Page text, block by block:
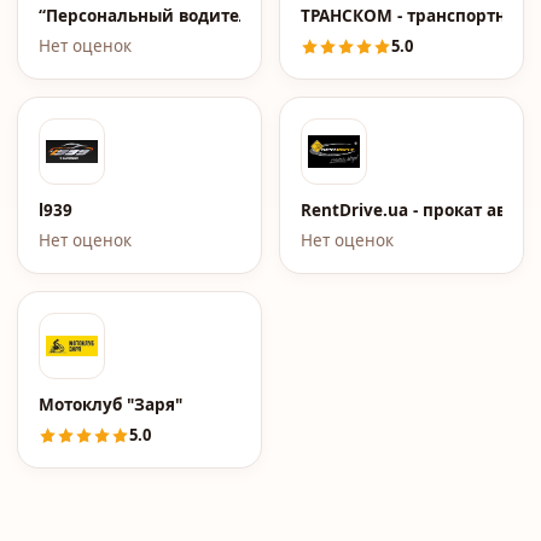
“Персональный водитель”
Нет оценок
ТРАНСКОМ - транспортная
5.0
l939
Нет оценок
RentDrive.ua - прокат
Нет оценок
Мотоклуб "Заря"
5.0